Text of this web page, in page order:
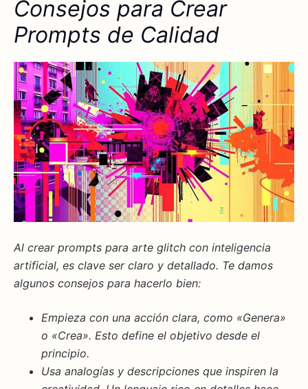
Consejos para Crear
Prompts de Calidad
Al crear prompts para arte glitch con inteligencia
artificial, es clave ser claro y detallado. Te damos
algunos consejos para hacerlo bien:
Empieza con una acción clara, como «Genera»
o «Crea». Esto define el objetivo desde el
principio.
Usa analogías y descripciones que inspiren la